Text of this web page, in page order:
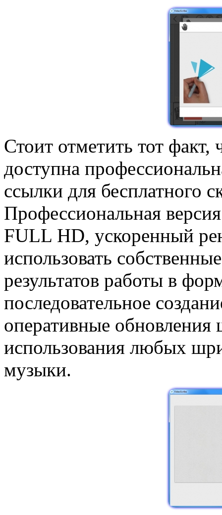
Стоит отметить тот факт,
доступна
ссылки для бесплатного
Профессиональная
FULL HD, ускоренный
использовать
результатов работы в
последовательное
оперативные
использования любых
музыки.